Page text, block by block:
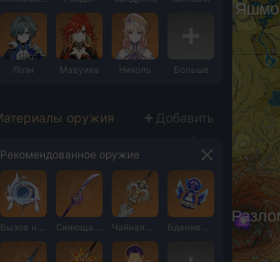
Вишудхи
Лес Авидья
Джунгли локапал
Лоэн Мавуика Николь Больше
оружия Добавить
Рекомендованное оружие